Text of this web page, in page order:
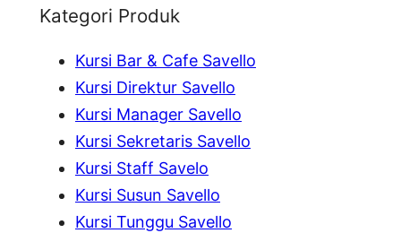
Kategori Produk
Kursi Bar & Cafe Savello
Kursi Direktur Savello
Kursi Manager Savello
Kursi Sekretaris Savello
Kursi Staff Savelo
Kursi Susun Savello
Kursi Tunggu Savello